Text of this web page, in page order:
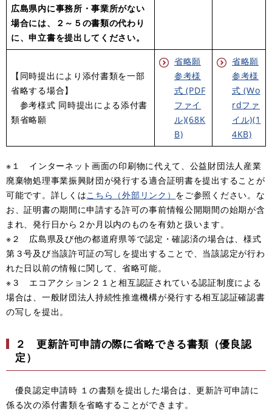
広島県内に事務所・事業所がない
場合には、
２～５の書類の代わり
に、申立書を提出してください。
【同時提出により添付書類を一部
省略する場合】
参考様式 同時提出による添付書
類省略願
省略願
参考様
式 (PDF
ファイ
ル)(68K
B)
省略願
参考様
式 (Wo
rdファ
イル)(1
4KB)
※１
インターネット画面の印刷物に代えて、公益財団法人産業
廃棄物処理事業振興財団が発行する適合証明書を提出することが
可能です。詳しくはこちら（外部リンク） をご参照ください。な
お、証明書の期間に申請する許可の事前情報公開期間の始期が含
まれ、発行日から２か月以内のものを有効と扱います。
※２
広島県及び他の都道府県等で認定・確認済の場合は、様式
第３号及び当該許可証の写しを提出することで、当該認定が行わ
れた日以前の情報に関して、省略可能。
※３
エコアクション２１と相互認証されている認証制度による
場合は、一般財団法人持続性推進機構が発行する相互認証確認書
の写しを提出。
２ 更新許可申請の際に省略できる書類（優良認
定）
優良認定申請時 １の書類を提出した場合は、更新許可申請に
係る次の添付書類を省略することができます。